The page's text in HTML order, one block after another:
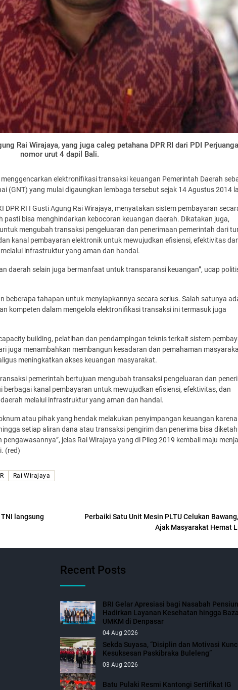
Rai Wirajaya, yang juga caleg petahana DPR RI dari PDI
nomor urut 4 dapil Bali.
elektronifikasi transaksi keuangan Pemerintah Daerah
(GNT) yang mulai digaungkan lembaga tersebut sejak 14 Agustus 2014
RI I Gusti Agung Rai Wirajaya, menyatakan sistem pembayaran
bisa menghindarkan kebocoran keuangan daerah. Dikatakan juga,
mengubah transaksi pengeluaran dan penerimaan pemerintah dari
kanal pembayaran elektronik untuk mewujudkan efisiensi, efektivitas
infrastruktur yang aman dan handal.
daerah selain juga bermanfaat untuk transparansi keuangan”, ucap
beberapa tahapan untuk menyiapkannya secara serius. Salah satunya
kompeten dalam mengelola elektronifikasi transaksi ini termasuk juga
building, pelatihan dan pendampingan teknis terkait sistem
juga menambahkan membangun kesadaran dan pemahaman
meningkatkan akses keuangan masyarakat.
pemerintah bertujuan mengubah transaksi pengeluaran dan
kanal pembayaran untuk mewujudkan efisiensi, efektivitas, dan
melalui infrastruktur yang aman dan handal.
atau pihak yang hendak melakukan penyimpangan keuangan
setiap aliran dana atau transaksi pengirim dan penerima bisa
jelas Rai Wirajaya yang di Pileg 2019 kembali maju
(red)
Rai Wirajaya
langsung
Perbaiki Satu Unit Mesin PLTU Celukan
Ajak Masyarakat Hemat
Recent Posts
BRI Gelar Apresiasi bagi Nasabah
Hadirkan Layanan Kesehatan hingga
UMKM di Denpasar
04 Aug 2026
Sekda Suyasa, “Disiplin dan Motivasi
Kesuksesan Paskibraka Buleleng”
03 Aug 2026
Batu Pulaki Resmi Kantongi Sertifikat IG